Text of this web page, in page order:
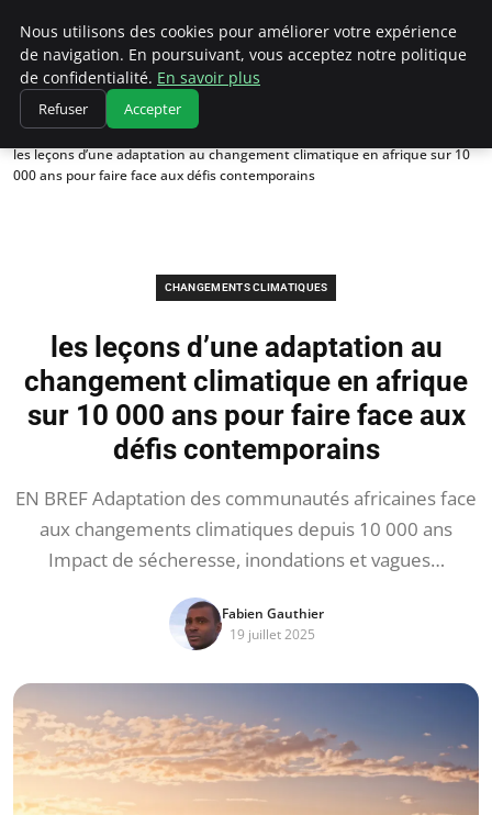
Climatedebtagents
Accueil
Changements climatiques
les leçons d’une adaptation au changement climatique en afrique sur 10
000 ans pour faire face aux défis contemporains
CHANGEMENTS CLIMATIQUES
les leçons d’une adaptation au
changement climatique en afrique
sur 10 000 ans pour faire face aux
défis contemporains
EN BREF Adaptation des communautés africaines face
aux changements climatiques depuis 10 000 ans
Impact de sécheresse, inondations et vagues…
Fabien Gauthier
19 juillet 2025
Nous utilisons des cookies pour améliorer votre expérience
de navigation. En poursuivant, vous acceptez notre politique
de confidentialité. En savoir plus
Refuser Accepter